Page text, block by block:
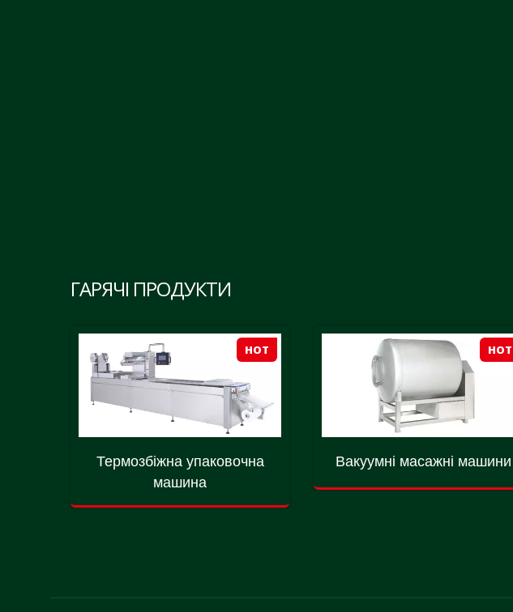
ГАРЯЧІ ПРОДУКТИ
HOT
Термозбіжна упаковочна
машина
HOT
Вакуумні масажні машини